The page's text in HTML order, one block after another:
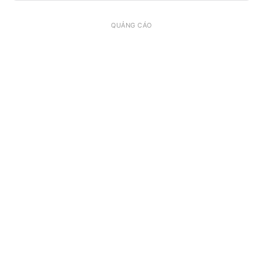
QUẢNG CÁO